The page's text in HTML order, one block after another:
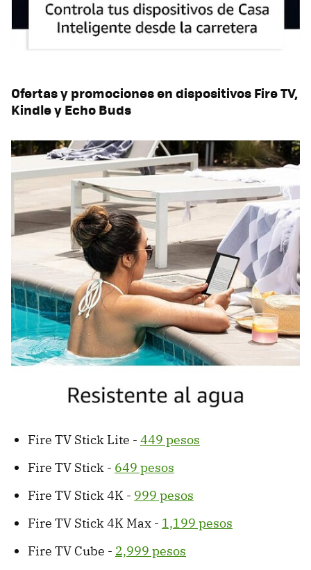
Ofertas y promociones en dispositivos Fire TV,
Kindle y Echo Buds
Fire TV Stick Lite - 449 pesos
Fire TV Stick - 649 pesos
Fire TV Stick 4K - 999 pesos
Fire TV Stick 4K Max - 1,199 pesos
Fire TV Cube - 2,999 pesos